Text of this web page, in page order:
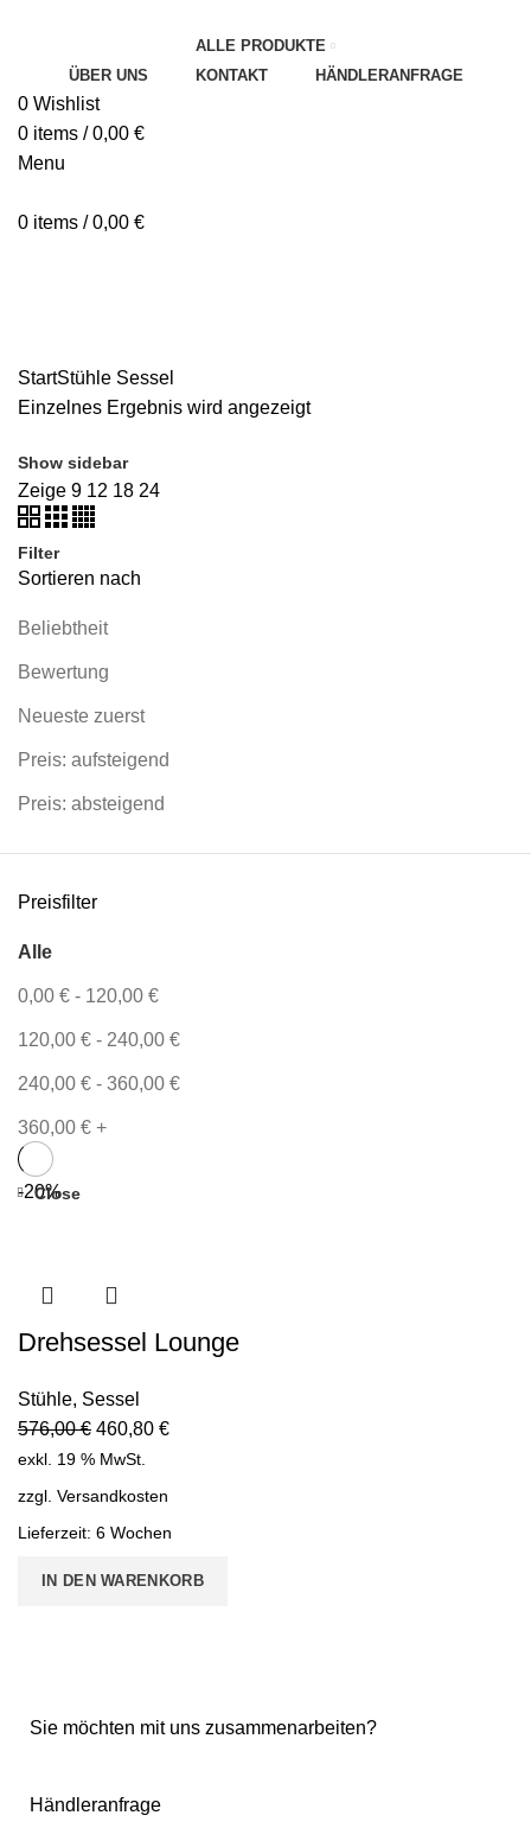
ALLE PRODUKTE
ÜBER UNS
KONTAKT HÄNDLERANFRAGE
0 Wishlist
0 items / 0,00 €
Menu
0 items / 0,00 €
StartStühle Sessel
Einzelnes Ergebnis wird angezeigt
Show sidebar
Zeige 9 12 18 24
Filter
Sortieren nach
Beliebtheit
Bewertung
Neueste zuerst
Preis: aufsteigend
Preis: absteigend
Preisfilter
Alle
0,00 € - 120,00 €
120,00 € - 240,00 €
240,00 € - 360,00 €
360,00 € +
-20%
Close
Drehsessel Lounge
Stühle, Sessel
576,00€ 460,80 €
exkl. 19 % MwSt.
zzgl. Versandkosten
Lieferzeit: 6 Wochen
IN DEN WARENKORB
Sie möchten mit uns zusammenarbeiten?
Händleranfrage